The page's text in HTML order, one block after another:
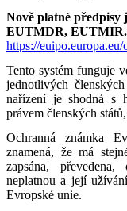
Nově platné předpisy
EUTMDR, EUTMIR.
https://
Tento systém funguje
jednotlivých
nařízení je shodná s
právem členských
Ochranná známka
znamená, že má
zapsána,
neplatnou a její
Evropské unie.